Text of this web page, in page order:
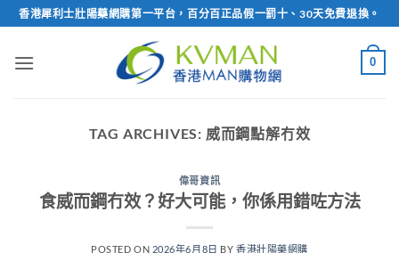
Skip
to
content
香港犀利士壯陽藥網購第一平台，百分百正品假一罰十、30天免費退換。
0
TAG ARCHIVES: 威而鋼點解冇效
偉哥資訊
食威而鋼冇效？好大可能，你係用錯咗方法
POSTED ON 2026年6月8日 BY 香港壯陽藥網購